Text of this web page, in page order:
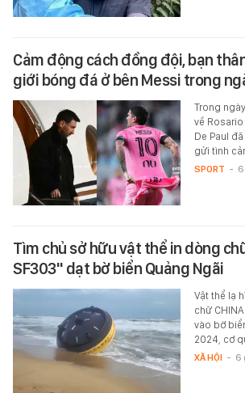
Cảm động cách đồng đội, bạn
giới bóng đá ở bên Messi trong
Trong
về
De Paul
gửi tình
SPORT -
Tìm chủ sở hữu vật thể in dòng
SF303" dạt bờ biển Quảng Ngãi
Vật thể lạ
chữ
vào bờ
2024, cơ
XÃ HỘI - 6